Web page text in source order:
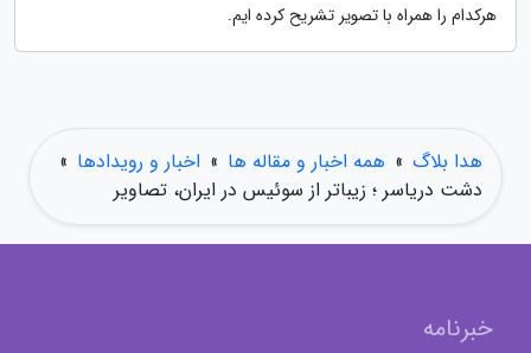
هرکدام را همراه با تصویر تشریح کرده ایم.
هدا بلاگ » همه اخبار و مقاله ها » اخبار و رویدادها »
دشت دریاسر ؛ زیباتر از سوئیس در ایران، تصاویر
خبرنامه